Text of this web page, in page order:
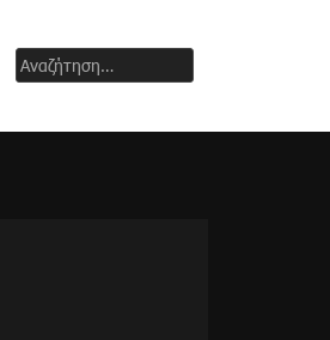
Αναζήτηση
για: